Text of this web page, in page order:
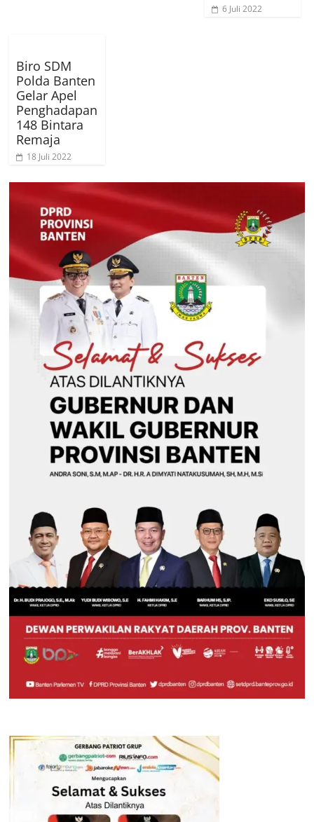
6 Juli 2022
Biro SDM
Polda Banten
Gelar Apel
Penghadapan
148 Bintara
Remaja
18 Juli 2022